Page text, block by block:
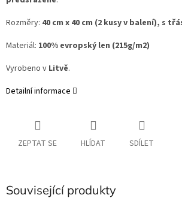
Rozměry: 40 cm x 40 cm (2 kusy v balení), s
Materiál: 100% evropský len (215g/m2)
Vyrobeno v Litvě.
Detailní informace
ZEPTAT SE HLÍDAT SDÍLET
Související produkty